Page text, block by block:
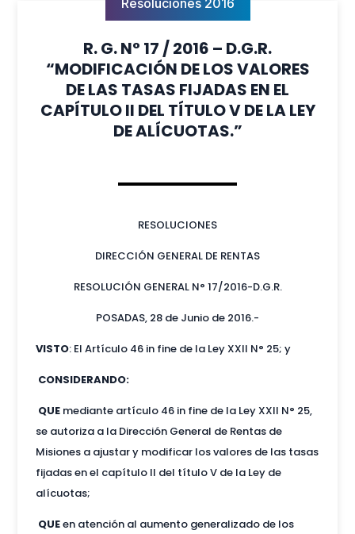
Resoluciones 2016
R. G. N° 17 / 2016 – D.G.R.
“MODIFICACIÓN DE LOS VALORES
DE LAS TASAS FIJADAS EN EL
CAPÍTULO II DEL TÍTULO V DE LA LEY
DE ALÍCUOTAS.”
RESOLUCIONES
DIRECCIÓN GENERAL DE RENTAS
RESOLUCIÓN GENERAL N° 17/2016-D.G.R.
POSADAS, 28 de Junio de 2016.-
VISTO: El Artículo 46 in fine de la Ley XXII N° 25; y
CONSIDERANDO:
QUEmediante artículo 46 in fine de la Ley XXII N° 25,
se autoriza a la Dirección General de Rentas de
Misiones a ajustar y modificar los valores de las tasas
fijadas en el capítulo II del título V de la Ley de
alícuotas;
QUEen atención al aumento generalizado de los